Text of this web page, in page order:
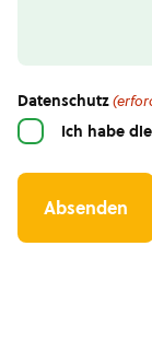
Datenschutz
Ich habe die